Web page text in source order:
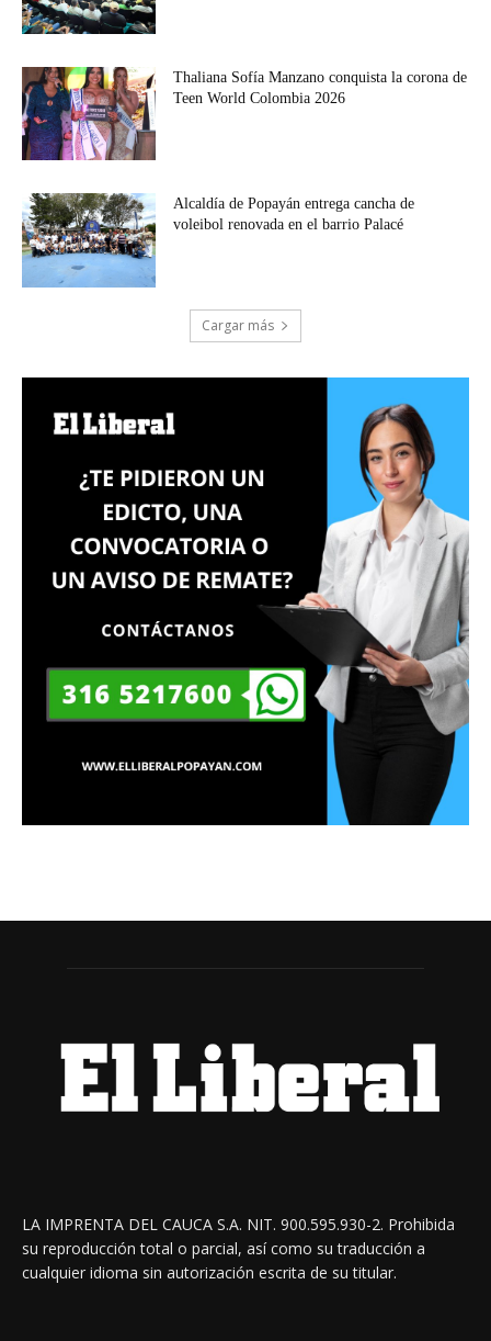
Thaliana Sofía Manzano conquista la corona de
Teen World Colombia 2026
Alcaldía de Popayán entrega cancha de
voleibol renovada en el barrio Palacé
Cargar más
LA IMPRENTA DEL CAUCA S.A. NIT. 900.595.930-2. Prohibida
su reproducción total o parcial, así como su traducción a
cualquier idioma sin autorización escrita de su titular.